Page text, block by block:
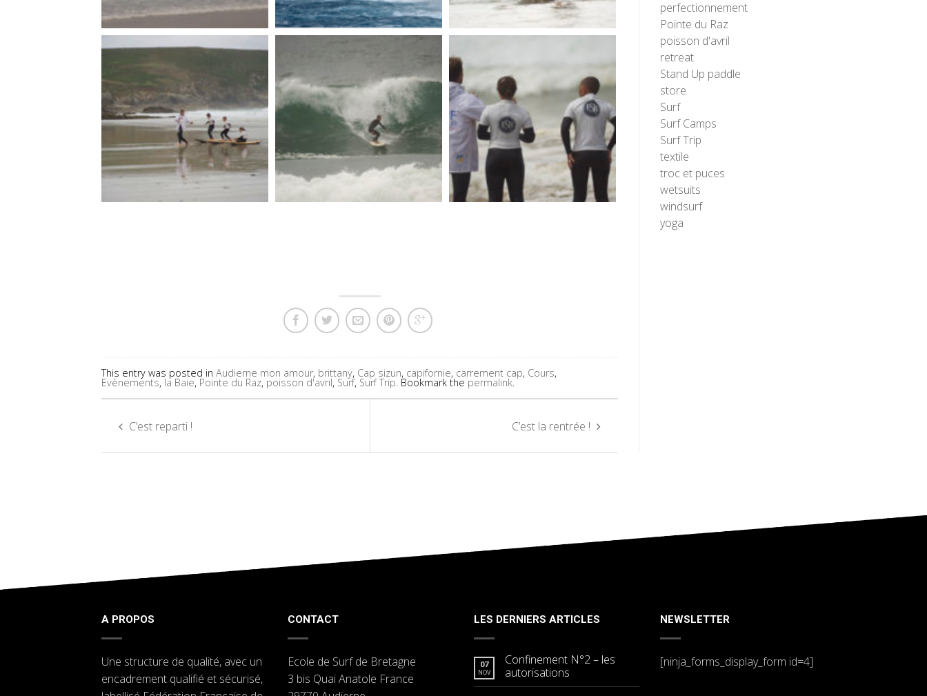
This entry was posted in Audierne mon amour, brittany, Cap sizun, capifornie, carrement cap, Cours,
Evènements, la Baie, Pointe du Raz, poisson d'avril, Surf, Surf Trip. Bookmark the permalink.
C’est reparti ! C’est la rentrée !
perfectionnement
Pointe du Raz
poisson d'avril
retreat
Stand Up paddle
store
Surf
Surf Camps
Surf Trip
textile
troc et puces
wetsuits
windsurf
yoga
A PROPOS
Une structure de qualité, avec un
encadrement qualifié et sécurisé,
CONTACT
Ecole de Surf de Bretagne
3 bis Quai Anatole France
LES DERNIERS ARTICLES
07
NOV
Confinement N°2 – les
autorisations
NEWSLETTER
[ninja_forms_display_form id=4]